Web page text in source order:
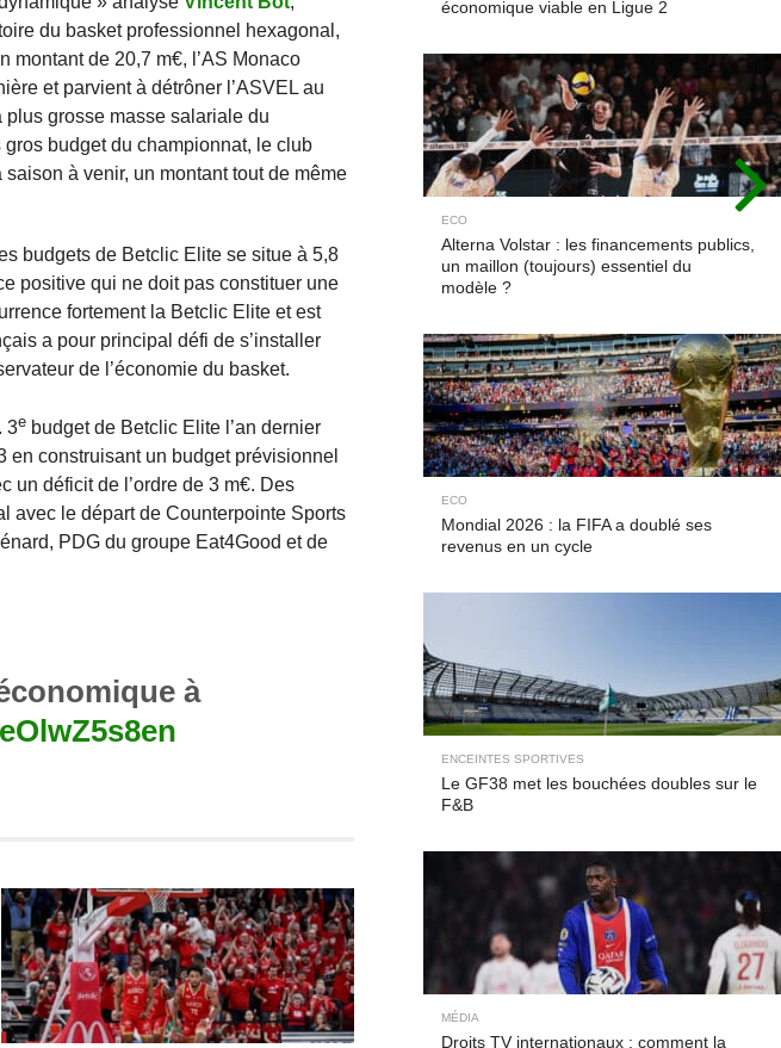
du basket professionnel hexagonal,
montant de 20,7 m€, l’AS Monaco
et parvient à détrôner l’ASVEL au
grosse masse salariale du
budget du championnat, le club
à venir, un montant tout de même
budgets de Betclic Elite se situe à 5,8
positive qui ne doit pas constituer une
fortement la Betclic Elite et est
a pour principal défi de s’installer
de l’économie du basket.
3ebudget de Betclic Elite l’an dernier
construisant un budget prévisionnel
un déficit de l’ordre de 3 m€. Des
avec le départ de Counterpointe Sports
PDG du groupe Eat4Good et de
à
économique viable en Ligue 2
ECO
Alterna Volstar : les financements publics,
un maillon (toujours) essentiel du
modèle ?
ECO
Mondial 2026 : la FIFA a doublé ses
revenus en un cycle
ENCEINTES SPORTIVES
Le GF38 met les bouchées doubles sur le
F&B
MÉDIA
Droits TV internationaux : comment la